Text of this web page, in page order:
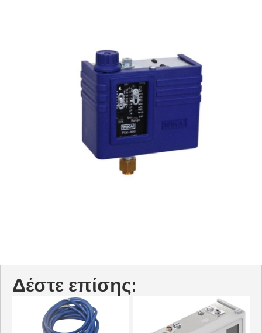
Δέστε επίσης: